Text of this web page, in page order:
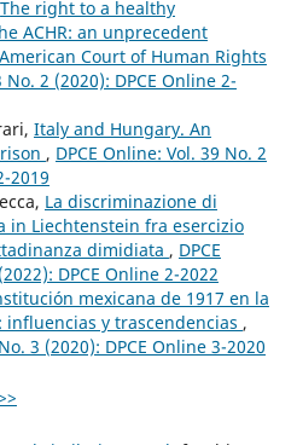
The right to a healthy
ACHR: an unprecedent
Court of Human Rights
No. 2 (2020): DPCE Online 2-
Italy and Hungary. An
, DPCE Online: Vol. 39 No. 2
2019
La discriminazione di
in Liechtenstein fra esercizio
dimidiata , DPCE
DPCE Online 2-2022
mexicana de 1917 en la
y trascendencias ,
3 (2020): DPCE Online 3-2020